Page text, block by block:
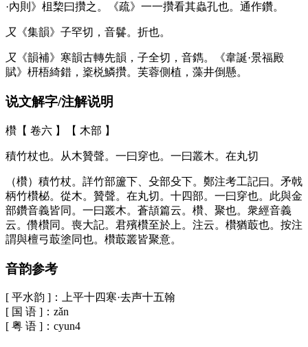
·內則》柤棃曰攢之。《疏》一一攢看其蟲孔也。通作鑽。
又 《集韻》子罕切，音䰖。折也。
又 《韻補》寒韻古轉先韻，子全切，音鐫。《韋誕·景福殿
賦》枅梧綺錯，楶棁鱗攢。芙蓉側植，藻井倒懸。
说文解字/注解说明
欑【 卷六 】【 木部 】
積竹杖也。从木贊聲。一曰穿也。一曰叢木。在丸切
（欑）積竹杖。詳竹部籚下、殳部殳下。鄭注考工記曰。矛戟
柄竹欑柲。從木。贊聲。在丸切。十四部。一曰穿也。此與金
部鑽音義皆同。一曰叢木。蒼頡篇云。欑、聚也。衆經音義
云。儹欑同。喪大記。君殯欑至於上。注云。欑猶菆也。按注
謂與檀弓菆塗同也。欑菆叢皆聚意。
音韵参考
[ 平水韵 ]：上平十四寒·去声十五翰
[ 国 语 ]：zǎn
[ 粤 语 ]：cyun4